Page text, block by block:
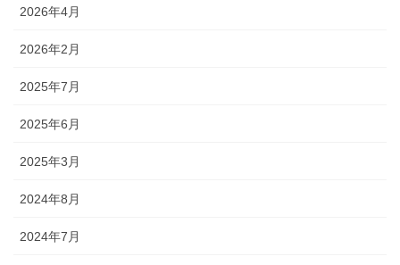
2026年4月
2026年2月
2025年7月
2025年6月
2025年3月
2024年8月
2024年7月